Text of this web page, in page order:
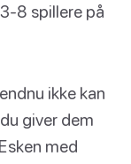
8 spillere på
ikke kan
giver dem
med